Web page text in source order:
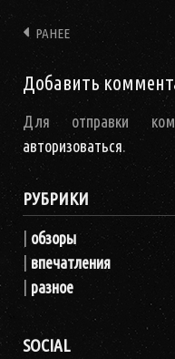
Навигация
РАНЕЕ
Добавить
Для отправки
авторизоваться
РУБРИКИ
обзоры
|впечатления
разное
SOCIAL